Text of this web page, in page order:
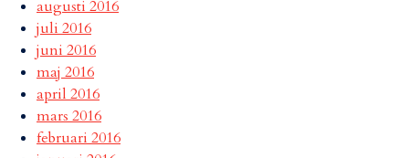
augusti 2016
juli 2016
juni 2016
maj 2016
april 2016
mars 2016
februari 2016